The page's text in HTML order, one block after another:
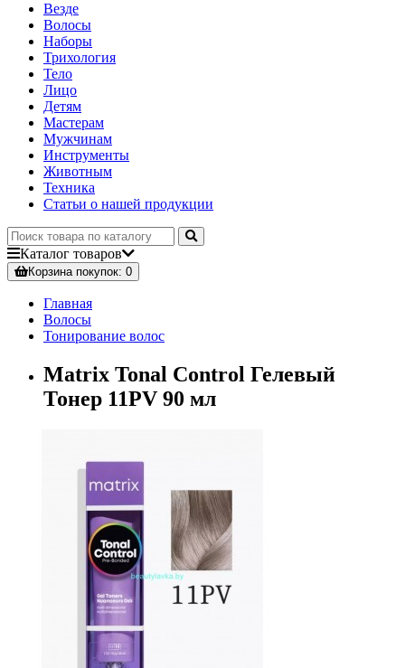
Везде
Волосы
Наборы
Трихология
Тело
Лицо
Детям
Мастерам
Мужчинам
Инструменты
Животным
Техника
Статьи о нашей продукции
Каталог товаров
Корзинапокупок: 0
Главная
Волосы
Тонирование волос
Matrix Tonal Control Гелевый
Тонер 11PV 90 мл